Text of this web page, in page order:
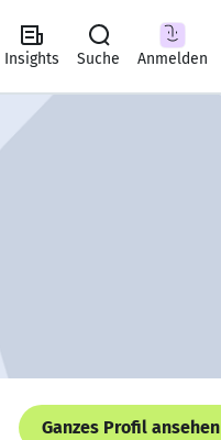
Insights Suche Anmelden
Ganzes Profil ansehen